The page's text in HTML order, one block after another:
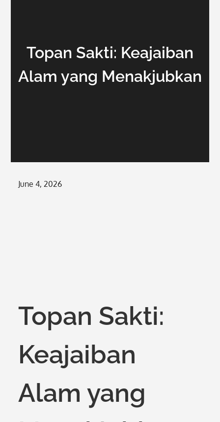
Topan Sakti: Keajaiban
Alam yang Menakjubkan
Posted
June 4, 2026
Topan Sakti:
Keajaiban
Alam yang